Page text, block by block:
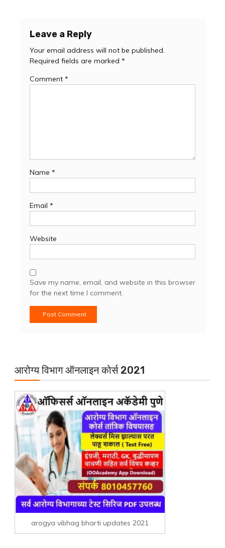
Leave a Reply
Your email address will not be published.
Required fields are marked *
Comment *
Name *
Email *
Website
Save my name, email, and website in this browser
for the next time I comment.
आरोग्य विभाग ऑनलाइन कोर्स 2021
arogya vibhag bharti updates 2021